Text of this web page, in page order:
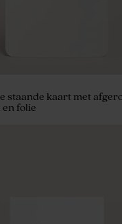
staande kaart met
en folie